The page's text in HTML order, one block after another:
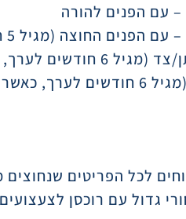
עם הפנים להורה
5 חודשים לערך, כאשר יש החזקה עצמאית של הראש)
כאשר התינוק יושב בעצמו)
יושב בעצמו)
גדול עם רוכסן